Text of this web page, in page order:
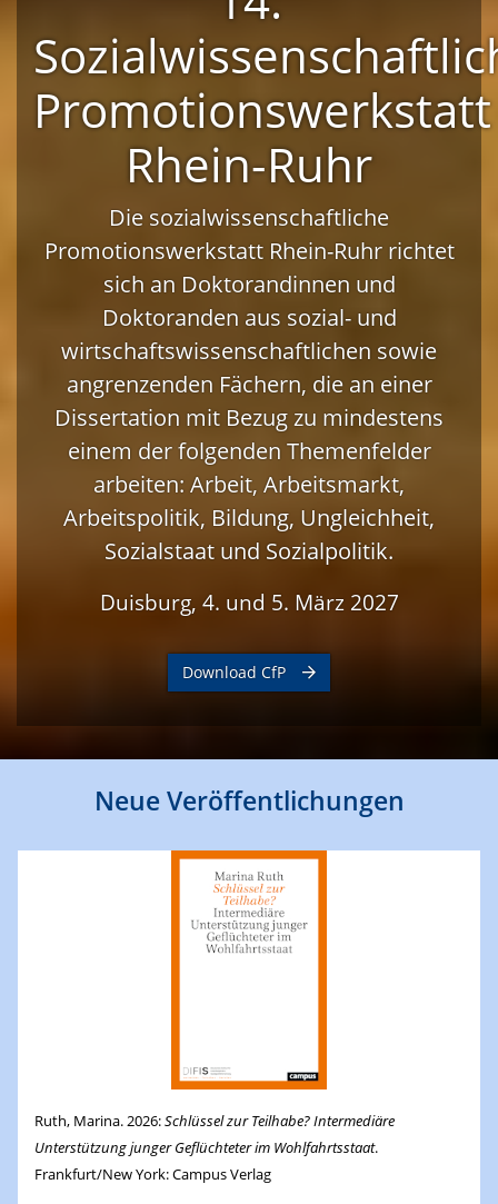
Promotionswerkstatt
Rhein-Ruhr
Die sozialwissenschaftliche
Promotionswerkstatt Rhein-Ruhr richtet
sich an Doktorandinnen und
Doktoranden aus sozial- und
wirtschaftswissenschaftlichen sowie
angrenzenden Fächern, die an einer
Dissertation mit Bezug zu mindestens
einem der folgenden Themenfelder
arbeiten: Arbeit, Arbeitsmarkt,
Arbeitspolitik, Bildung, Ungleichheit,
Sozialstaat und Sozialpolitik.
Duisburg, 4. und 5. März 2027
Download CfP
Neue Veröffentlichungen
Ruth, Marina. 2026:Schlüssel zur Teilhabe? Intermediäre
Unterstützung junger Geflüchteter im Wohlfahrtsstaat.
Frankfurt/New York: Campus Verlag